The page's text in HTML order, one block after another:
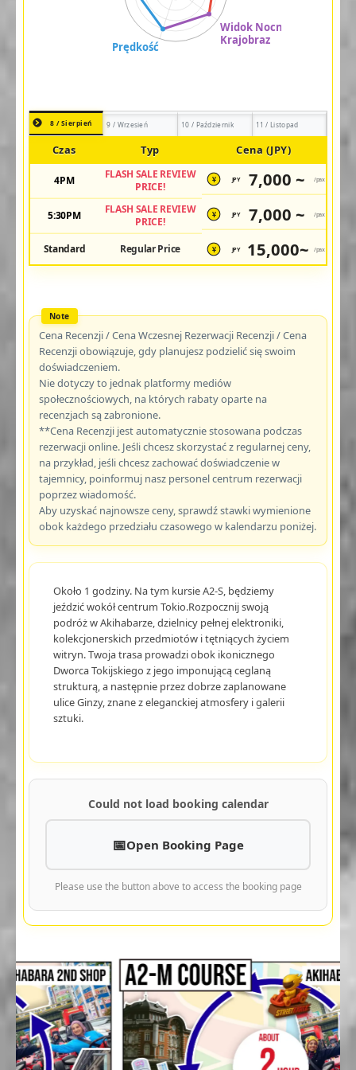
8 / Sierpień 9 / Wrzesień 10 / Październik 11 / Listopad
Czas Typ Cena (JPY)
4PM
FLASH SALE REVIEW
PRICE!
¥ JPY 7,000 ~ /pax
5:30PM
FLASH SALE REVIEW
PRICE!
¥ JPY 7,000 ~ /pax
Standard Regular Price ¥ JPY 15,000~ /pax
Cena Recenzji / Cena Wczesnej Rezerwacji Recenzji / Cena
Recenzji obowiązuje, gdy planujesz podzielić się swoim
doświadczeniem.
Nie dotyczy to jednak platformy mediów
społecznościowych, na których rabaty oparte na
recenzjach są zabronione.
**Cena Recenzji jest automatycznie stosowana podczas
rezerwacji online. Jeśli chcesz skorzystać z regularnej ceny,
na przykład, jeśli chcesz zachować doświadczenie w
tajemnicy, poinformuj nasz personel centrum rezerwacji
poprzez wiadomość.
Aby uzyskać najnowsze ceny, sprawdź stawki wymienione
obok każdego przedziału czasowego w kalendarzu poniżej.
Około 1 godziny. Na tym kursie A2-S, będziemy
jeździć wokół centrum Tokio.Rozpocznij swoją
podróż w Akihabarze, dzielnicy pełnej elektroniki,
kolekcjonerskich przedmiotów i tętniących życiem
witryn. Twoja trasa prowadzi obok ikonicznego
Dworca Tokijskiego z jego imponującą ceglaną
strukturą, a następnie przez dobrze zaplanowane
ulice Ginzy, znane z eleganckiej atmosfery i galerii
sztuki.
Could not load booking calendar
Open Booking Page
Please use the button above to access the booking page